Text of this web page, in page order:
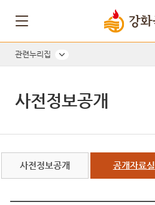
관련누리집
사전정보공개
사전정보공개 공개자료실